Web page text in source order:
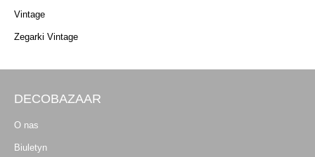
Vintage
Zegarki Vintage
DECOBAZAAR
O nas
Biuletyn